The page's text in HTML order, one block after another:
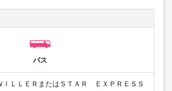
バス
ＩＬＬＥＲまたはＳＴＡＲ ＥＸＰＲＥＳＳ